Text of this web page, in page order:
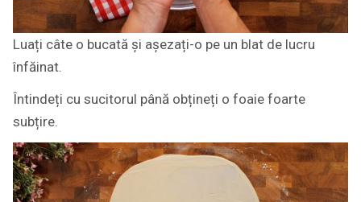
Luați câte o bucată și așezați-o pe un blat de lucru
înfăinat.
Întindeți cu sucitorul până obțineți o foaie foarte
subțire.